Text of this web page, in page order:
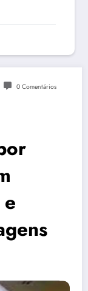
0 Comentários